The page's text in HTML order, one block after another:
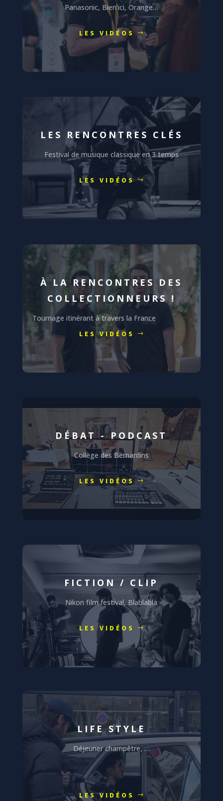
Panasonic, Bien’ici, Orange…
LES VIDÉOS
LES RENCONTRES CLÉS
Festival de musique classique en 3 temps
LES VIDÉOS
À LA RENCONTRES DES
COLLECTIONNEURS !
Tournage itinérant à travers la France
LES VIDÉOS
DÉBAT - PODCAST
Collège des Bernardins
LES VIDÉOS
FICTION / CLIP
Nikon film festival, Blablabla
LES VIDÉOS
LIFE STYLE
Déjeuner champêtre, …
LES VIDÉOS